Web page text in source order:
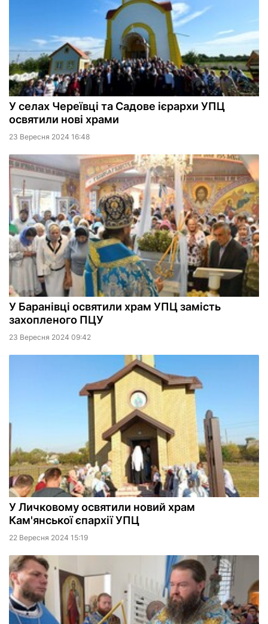
У селах Череївці та Садове ієрархи УПЦ
освятили нові храми
23 Вересня 2024 16:48
У Баранівці освятили храм УПЦ замість
захопленого ПЦУ
23 Вересня 2024 09:42
У Личковому освятили новий храм
Кам'янської єпархії УПЦ
22 Вересня 2024 15:19